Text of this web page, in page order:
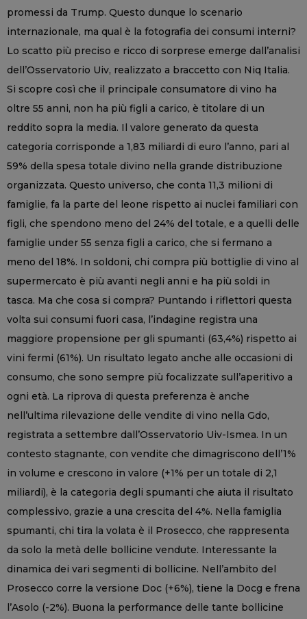
promessi da Trump. Questo dunque lo scenario
internazionale, ma qual è la fotografia dei consumi interni?
Lo scatto più preciso e ricco di sorprese emerge dall’analisi
dell’Osservatorio Uiv, realizzato a braccetto con Niq Italia.
Si scopre così che il principale consumatore di vino ha
oltre 55 anni, non ha più figli a carico, è titolare di un
reddito sopra la media. Il valore generato da questa
categoria corrisponde a 1,83 miliardi di euro l’anno, pari al
59% della spesa totale divino nella grande distribuzione
organizzata. Questo universo, che conta 11,3 milioni di
famiglie, fa la parte del leone rispetto ai nuclei familiari con
figli, che spendono meno del 24% del totale, e a quelli delle
famiglie under 55 senza figli a carico, che si fermano a
meno del 18%. In soldoni, chi compra più bottiglie di vino al
supermercato è più avanti negli anni e ha più soldi in
tasca. Ma che cosa si compra? Puntando i riflettori questa
volta sui consumi fuori casa, l’indagine registra una
maggiore propensione per gli spumanti (63,4%) rispetto ai
vini fermi (61%). Un risultato legato anche alle occasioni di
consumo, che sono sempre più focalizzate sull’aperitivo a
ogni età. La riprova di questa preferenza è anche
nell’ultima rilevazione delle vendite di vino nella Gdo,
registrata a settembre dall’Osservatorio Uiv-Ismea. In un
contesto stagnante, con vendite che dimagriscono dell’1%
in volume e crescono in valore (+1% per un totale di 2,1
miliardi), è la categoria degli spumanti che aiuta il risultato
complessivo, grazie a una crescita del 4%. Nella famiglia
spumanti, chi tira la volata è il Prosecco, che rappresenta
da solo la metà delle bollicine vendute. Interessante la
dinamica dei vari segmenti di bollicine. Nell’ambito del
Prosecco corre la versione Doc (+6%), tiene la Docg e frena
l’Asolo (-2%). Buona la performance delle tante bollicine